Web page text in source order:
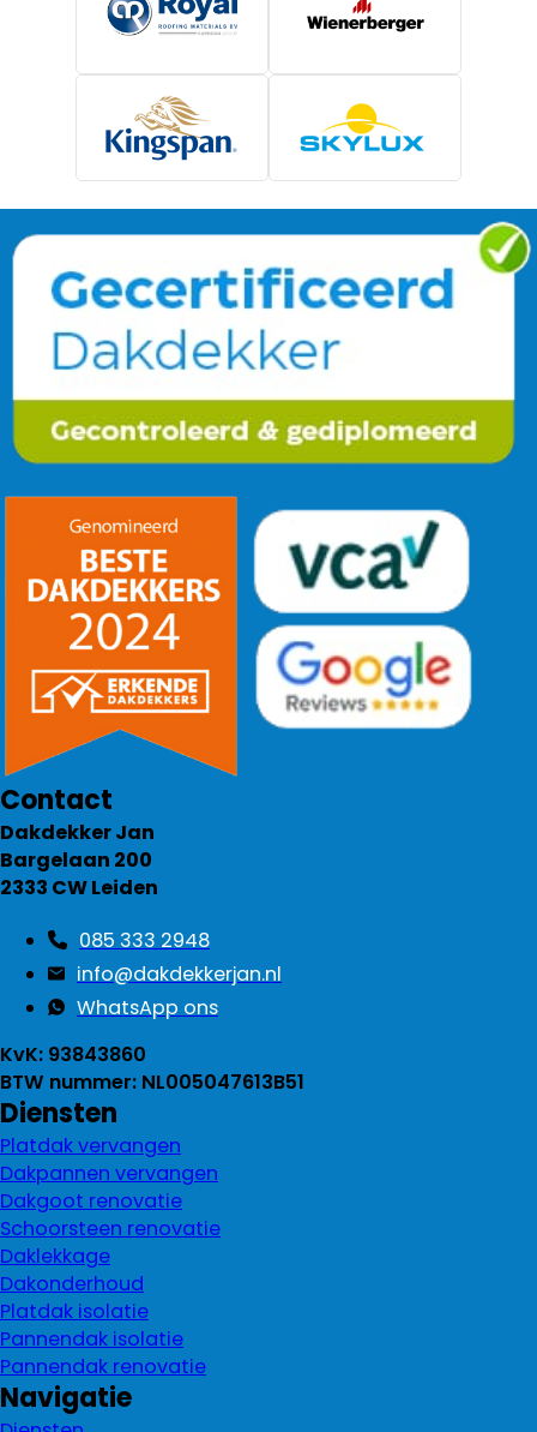
Contact
Dakdekker Jan
Bargelaan 200
2333 CW Leiden
085 333 2948
info@dakdekkerjan.nl
WhatsApp ons
KvK: 93843860
BTW nummer: NL005047613B51
Diensten
Platdak vervangen
Dakpannen vervangen
Dakgoot renovatie
Schoorsteen renovatie
Daklekkage
Dakonderhoud
Platdak isolatie
Pannendak isolatie
Pannendak renovatie
Navigatie